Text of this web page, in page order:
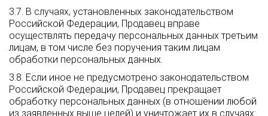
3.7. В случаях, установленных законодательством
Российской Федерации, Продавец вправе
осуществлять передачу персональных данных третьим
лицам, в том числе без поручения таким лицам
обработки персональных данных.
3.8. Если иное не предусмотрено законодательством
Российской Федерации, Продавец прекращает
обработку персональных данных (в отношении любой
из заявленных выше целей) и уничтожает их в случаях: